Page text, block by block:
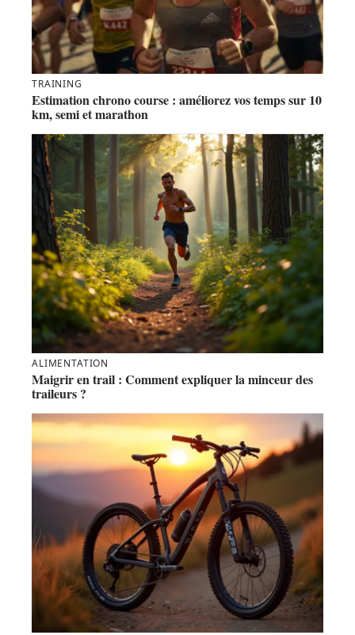
TRAINING
Estimation chrono course : améliorez vos temps sur 10
km, semi et marathon
ALIMENTATION
Maigrir en trail : Comment expliquer la minceur des
traileurs ?